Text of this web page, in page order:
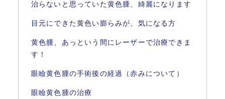
治らないと思っていた黄色腫、綺麗になります
目元にできた黄色い膨らみが、気になる方
黄色腫、あっという間にレーザーで治療できま
す！
眼瞼黄色腫の手術後の経過（赤みについて）
眼瞼黄色腫の治療